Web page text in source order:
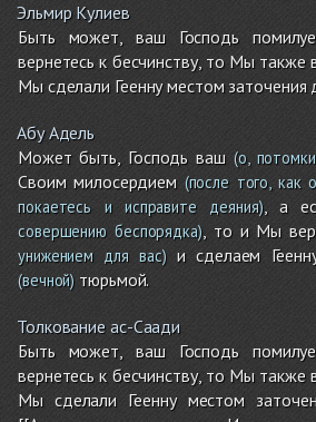
Эльмир Кулиев
Быть может, ваш Господь
вернетесь к бесчинству, то Мы также
Мы сделали Геенну местом заточения
Абу Адель
Может быть, Господь ваш(о,
Своим милосердием (после того, как
покаетесь и исправите деяния), а
совершению беспорядка), то и Мы
унижением для вас)и сделаем
(вечной) тюрьмой.
Толкование ас-Саади
Быть может, ваш Господь
вернетесь к бесчинству, то Мы также
Мы сделали Геенну местом